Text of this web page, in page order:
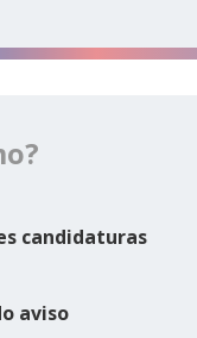
candidaturas
aviso